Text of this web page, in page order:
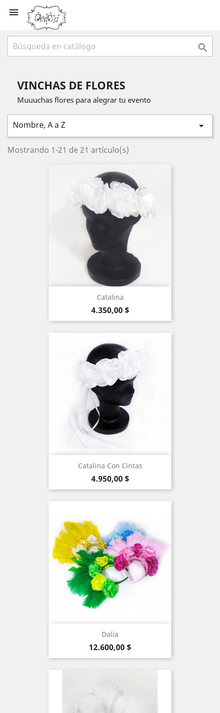


VINCHAS DE FLORES
Muuuchas flores para alegrar tu evento
Nombre, A a Z 
Mostrando 1-21 de 21 artículo(s)
Catalina
Precio
4.350,00 $
Catalina Con Cintas
Precio
4.950,00 $
Dalia
Precio
12.600,00 $